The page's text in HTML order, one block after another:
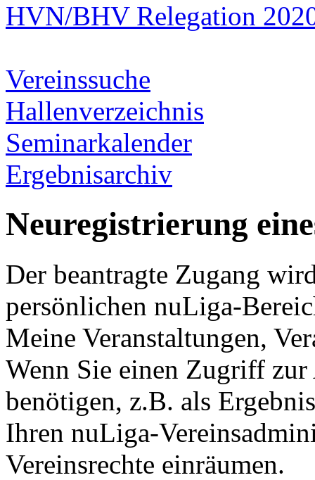
HVN/BHV Relegation
Vereinssuche
Hallenverzeichnis
Seminarkalender
Ergebnisarchiv
Neuregistrierung
Der beantragte Zugang
persönlichen nuLiga-
Meine Veranstaltungen,
Wenn Sie einen Zugriff
benötigen, z.B. als
Ihren nuLiga-
Vereinsrechte einräumen.